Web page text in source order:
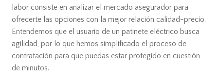
labor consiste en analizar el mercado asegurador para
ofrecerte las opciones con la mejor relación calidad-precio.
Entendemos que el usuario de un patinete eléctrico busca
agilidad, por lo que hemos simplificado el proceso de
contratación para que puedas estar protegido en cuestión
de minutos.